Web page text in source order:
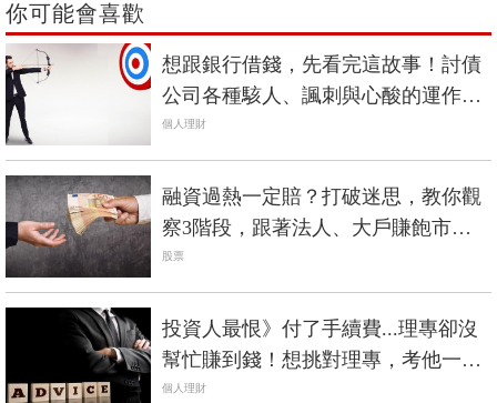
你可能會喜歡
想跟銀行借錢，先看完這故事！討債
公司各種駭人、諷刺與心酸的運作真
相
個人理財
融資過熱一定賠？打破迷思，教你觀
察3階段，跟著法人、大戶賺飽市場
飆漲行情！
股票
投資人最恨》付了手續費...理專卻沒
幫忙賺到錢！想挑對理專，考他一個
問題就好
個人理財